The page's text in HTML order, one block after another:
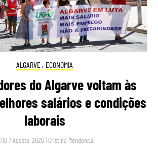
ALGARVE, ECONOMIA
do Algarve voltam às
salários e condições
laborais
7 Agosto, 2026 | Cristina Mendonça